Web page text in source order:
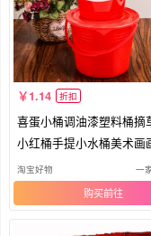
1.14 折扣
喜蛋小桶调油漆塑料桶摘
小红桶手提小水桶美术画
笔桶
淘宝好物 一
购买